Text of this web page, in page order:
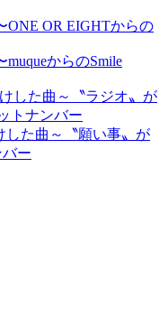
OR EIGHTからの
からのSmile
した曲～〝ラジオ〟が
トナンバー
た曲～〝願い事〟が
ー